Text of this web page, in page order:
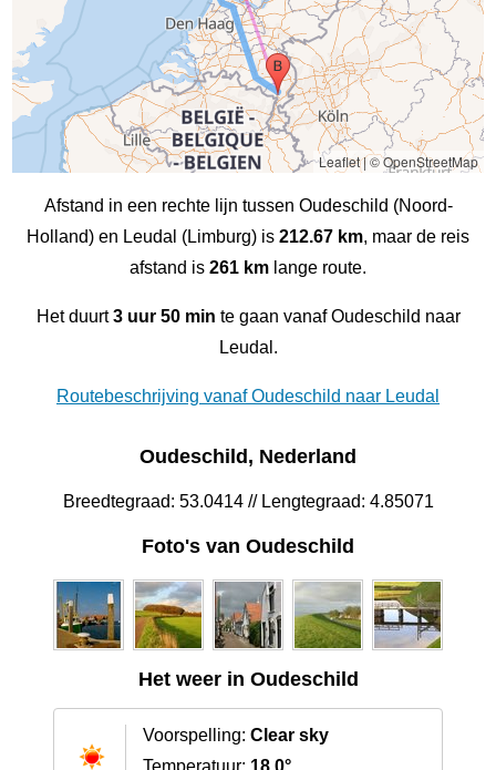
Leaflet|© OpenStreetMap
Afstand in een rechte lijn tussen Oudeschild (Noord-
Holland) en Leudal‎ (Limburg) is 212.67 km, maar de reis
afstand is 261 km lange route.
Het duurt3 uur 50 min te gaan vanaf Oudeschild naar
Leudal‎.
Routebeschrijving vanaf Oudeschild naar Leudal‎
Oudeschild, Nederland
Breedtegraad: 53.0414 // Lengtegraad: 4.85071
Foto's van Oudeschild
Het weer in Oudeschild
Voorspelling: Clear sky